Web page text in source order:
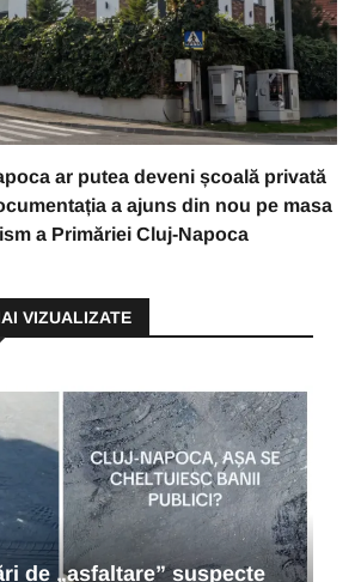
ar putea deveni școală privată
a ajuns din nou pe masa
a Primăriei Cluj-Napoca
VIZUALIZATE
de „asfaltare” suspecte